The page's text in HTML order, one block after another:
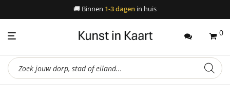
🚚 Binnen 1-3 dagen in huis
0
Producten
zoeken